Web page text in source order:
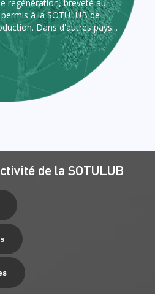
regénération, breveté au
à la SOTULUB de
Dans d'autres pays...
de la SOTULUB